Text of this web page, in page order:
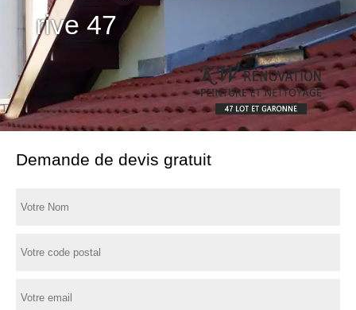
rive 47
Demande de devis gratuit